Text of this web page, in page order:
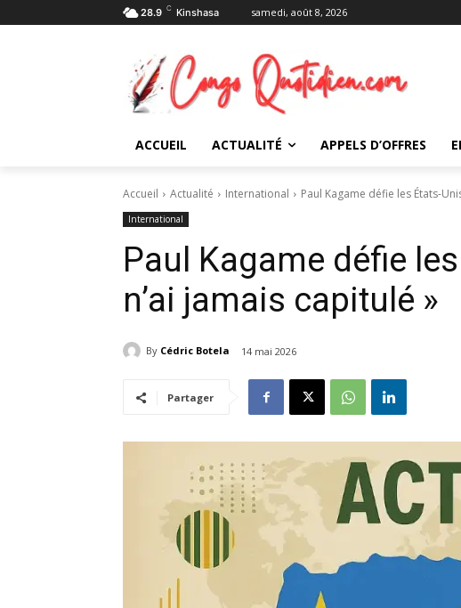
28.9 C Kinshasa samedi, août 8, 2026
ACCUEIL ACTUALITÉ APPELS D’OFFRES
Accueil Actualité International Paul Kagame défie les États-
International
Paul Kagame défie
n’ai jamais capitulé »
By Cédric Botela 14 mai 2026
Partager